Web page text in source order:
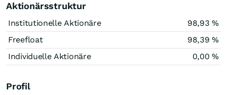
Aktionärsstruktur
Institutionelle Aktionäre
98,93 %
Freefloat
98,39 %
Individuelle Aktionäre
0,00 %
Profil